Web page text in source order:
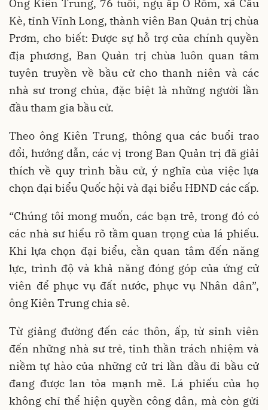
Ông Kiên Trung, 76 tuổi, ngụ ấp Ô Rồm, xã Cầu
Kè, tỉnh Vĩnh Long, thành viên Ban Quản trị chùa
Prơm, cho biết: Được sự hỗ trợ của chính quyền
địa phương, Ban Quản trị chùa luôn quan tâm
tuyên truyền về bầu cử cho thanh niên và các
nhà sư trong chùa, đặc biệt là những người lần
đầu tham gia bầu cử.
Theo ông Kiên Trung, thông qua các buổi trao
đổi, hướng dẫn, các vị trong Ban Quản trị đã giải
thích về quy trình bầu cử, ý nghĩa của việc lựa
chọn đại biểu Quốc hội và đại biểu HĐND các cấp.
“Chúng tôi mong muốn, các bạn trẻ, trong đó có
các nhà sư hiểu rõ tầm quan trọng của lá phiếu.
Khi lựa chọn đại biểu, cần quan tâm đến năng
lực, trình độ và khả năng đóng góp của ứng cử
viên để phục vụ đất nước, phục vụ Nhân dân”,
ông Kiên Trung chia sẻ.
Từ giảng đường đến các thôn, ấp, từ sinh viên
đến những nhà sư trẻ, tinh thần trách nhiệm và
niềm tự hào của những cử tri lần đầu đi bầu cử
đang được lan tỏa mạnh mẽ. Lá phiếu của họ
không chỉ thể hiện quyền công dân, mà còn gửi